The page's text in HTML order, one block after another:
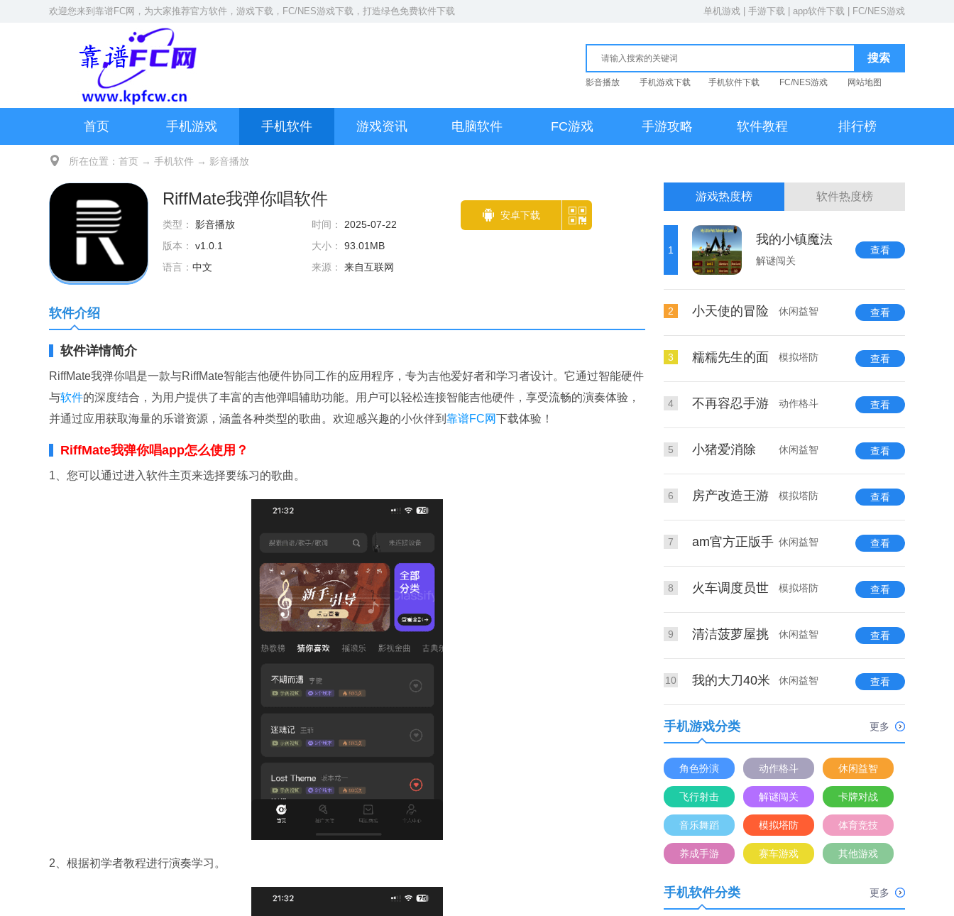
欢迎您来到 靠谱FC网 ，为大家推荐官方软件，游戏下载， FC/NES游戏下载 ，打造绿色免费软件下载 单机游戏 手游下载 app软件下载 FC/NES游戏
影音播放 手机游戏下载 手机软件下载 FC/NES游戏 网站地图
首页 手机游戏 手机软件 游戏资讯 电脑软件 FC游戏 手游攻略 软件教程 排行榜
所在位置： 首页 → 手机软件 → 影音播放
RiffMate我弹你唱软件
类型： 影音播放 时间： 2025-07-22
版本： v1.0.1 大小：
93.01MB
语言： 中文 来源： 来自互联网
安卓下载
软件介绍
软件详情简介
RiffMate我弹你唱是一款与RiffMate智能吉他硬件协同工作的应用程序，专为吉他爱好者和学习者设计。它通过智能硬件
与软件的深度结合，为用户提供了丰富的吉他弹唱辅助功能。用户可以轻松连接智能吉他硬件，享受流畅的演奏体验，
并通过应用获取海量的乐谱资源，涵盖各种类型的歌曲。欢迎感兴趣的小伙伴到 靠谱FC网下载体验！
RiffMate我弹你唱app怎么使用？
1、您可以通过进入软件主页来选择要练习的歌曲。
2、根据初学者教程进行演奏学习。
游戏热度榜 软件热度榜
1
我的小镇魔法
解谜闯关
查看
2 小天使的冒险 休闲益智 查看
3 糯糯先生的面 模拟塔防 查看
4 不再容忍手游 动作格斗 查看
5 小猪爱消除 休闲益智 查看
6 房产改造王游 模拟塔防 查看
7 am官方正版手 休闲益智 查看
8 火车调度员世 模拟塔防 查看
9 清洁菠萝屋挑 休闲益智 查看
10 我的大刀40米 休闲益智 查看
手机游戏分类 更多
角色扮演 动作格斗 休闲益智
飞行射击 解谜闯关 卡牌对战
音乐舞蹈 模拟塔防 体育竞技
养成手游 赛车游戏 其他游戏
手机软件分类 更多